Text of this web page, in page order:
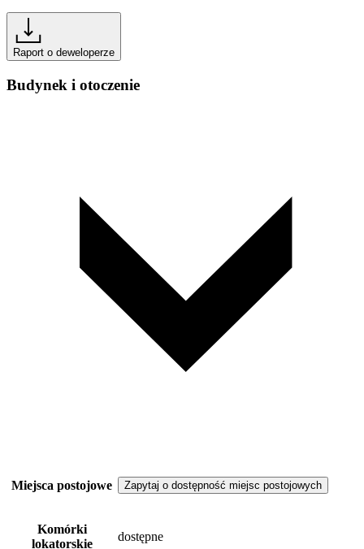
Raport o deweloperze
Budynek i otoczenie
Miejsca postojowe Zapytaj o dostępność miejsc postojowych
Komórki
lokatorskie
dostępne